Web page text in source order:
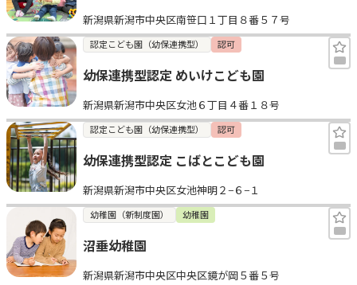
新潟県新潟市中央区南笹口１丁目８番５７号
認定こども園（幼保連携型） 認可
幼保連携型認定 めいけこども園
新潟県新潟市中央区女池６丁目４番１８号
認定こども園（幼保連携型） 認可
幼保連携型認定 こばとこども園
新潟県新潟市中央区女池神明２−６−１
幼稚園（新制度園） 幼稚園
沼垂幼稚園
新潟県新潟市中央区中央区鏡が岡５番５号